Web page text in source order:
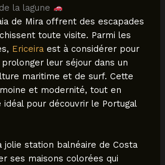
la lagune
de Mira offrent des escapades
toute visite. Parmi les
Ericeiraest à considérer pour
leur séjour dans un
maritime et de surf. Cette
et modernité, tout en
pour découvrir le Portugal
jolie station balnéaire de Costa
ses maisons colorées qui